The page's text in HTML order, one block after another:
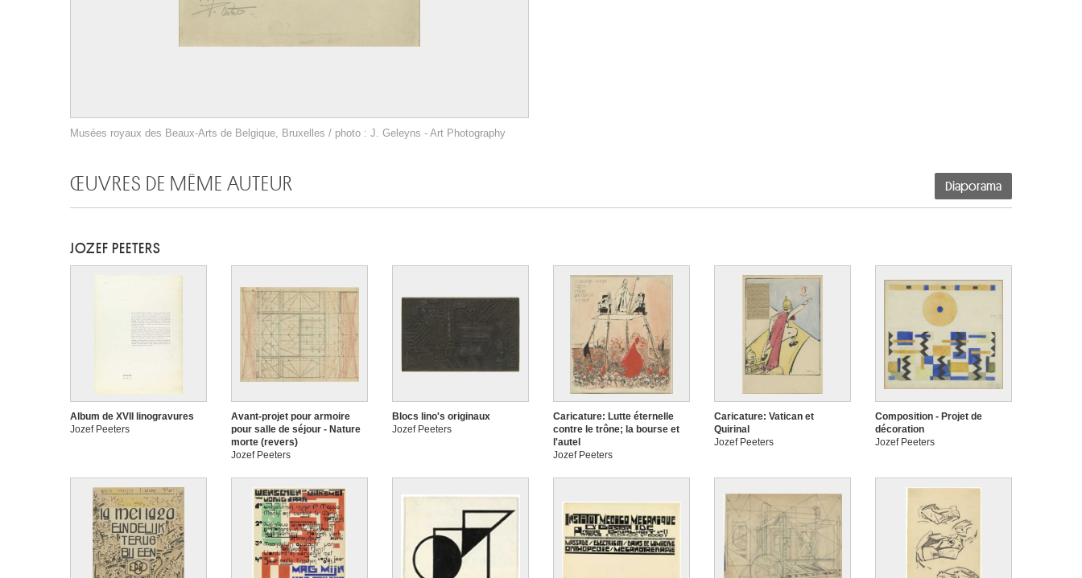
Musées royaux des Beaux-Arts de Belgique, Bruxelles / photo : J. Geleyns - Art Photography
ŒUVRES DE MÊME AUTEUR Diaporama
JOZEF PEETERS
Album de XVII linogravures
Jozef Peeters
Avant-projet pour armoire
pour salle de séjour - Nature
morte (revers)
Jozef Peeters
Blocs lino's originaux
Jozef Peeters
Caricature: Lutte éternelle
contre le trône; la bourse et
l'autel
Jozef Peeters
Caricature: Vatican et
Quirinal
Jozef Peeters
Composition - Projet de
décoration
Jozef Peeters